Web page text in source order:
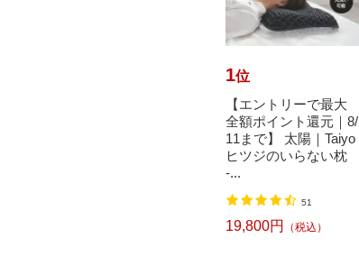
1位
【エントリーで最大
全額ポイント還元｜8/
11まで】 太陽｜Taiyo
ヒツジのいらない枕
-...
51
19,800円 （税込）